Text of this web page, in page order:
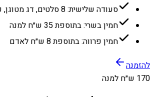
סעודה שלישית: 8 סלטים, דג מטוגן, פשטידת השף
חמין בשרי: בתוספת 35 ש״ח למנה
חמין פרווה: בתוספת 8 ש״ח לאדם
להזמנה
170 ש״ח למנה